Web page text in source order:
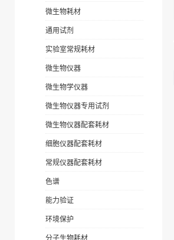
微生物耗材
通用试剂
实验室常规耗材
微生物仪器
微生物学仪器
微生物仪器专用试剂
微生物仪器配套耗材
细胞仪器配套耗材
常规仪器配套耗材
色谱
能力验证
环境保护
分子生物耗材